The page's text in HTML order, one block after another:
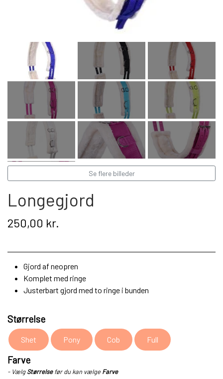
Gavekort
Retur
Om os
Kontakt
Se flere billeder
Longegjord
250,00 kr.
Gjord af neopren
Komplet med ringe
Justerbart gjord med to ringe i bunden
Størrelse
Shet Pony Cob Full
Farve
- VælgStørrelsefør du kan vælge Farve